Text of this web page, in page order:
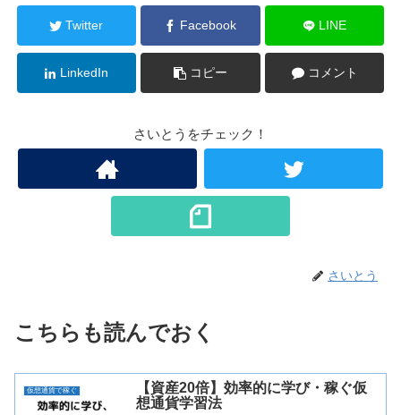
Twitter Facebook LINE
LinkedIn コピー コメント
さいとうをチェック！
さいとう
こちらも読んでおく
仮想通貨で稼ぐ
【資産20倍】効率的に学び・稼ぐ仮
想通貨学習法